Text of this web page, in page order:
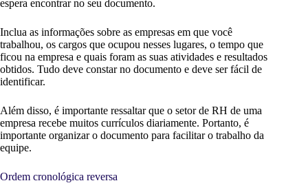
espera encontrar no seu documento.
Inclua as informações sobre as empresas em que você
trabalhou, os cargos que ocupou nesses lugares, o tempo que
ficou na empresa e quais foram as suas atividades e resultados
obtidos. Tudo deve constar no documento e deve ser fácil de
identificar.
Além disso, é importante ressaltar que o setor de RH de uma
empresa recebe muitos currículos diariamente. Portanto, é
importante organizar o documento para facilitar o trabalho da
equipe.
Ordem cronológica reversa